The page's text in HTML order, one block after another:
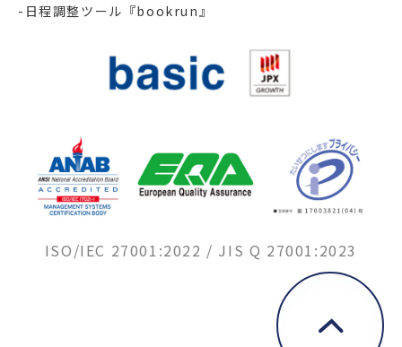
-日程調整ツール『bookrun』
ISO/IEC 27001:2022 / JIS Q 27001:2023